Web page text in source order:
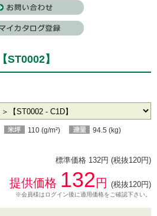
ST0002】
110 (g/m²)
94.5 (kg)
標準価格 132円 (税抜120円)
提供価格 132円 (税抜120円)
※会員様はログイン後に適用価格をご確認下さい。